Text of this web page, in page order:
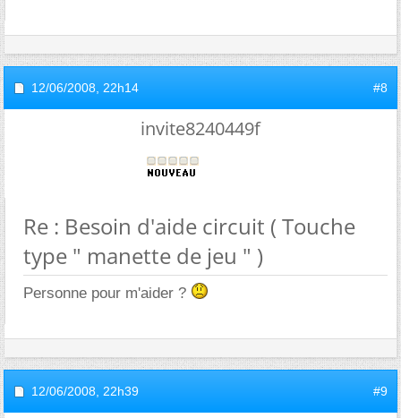
12/06/2008, 22h14 #8
invite8240449f
Re : Besoin d'aide circuit ( Touche
type " manette de jeu " )
Personne pour m'aider ?
12/06/2008, 22h39 #9